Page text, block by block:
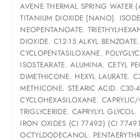
AVENE THERMAL SPRING WATER
TITANIUM DIOXIDE [NANO].
NEOPENTANOATE.
DIOXIDE. C12-15 ALKYL
CYCLOPENTASILOXANE.
ISOSTEARATE. ALUMINA. CETYL
DIMETHICONE. HEXYL LAURATE.
METHICONE. STEARIC ACID. C30-
CYCLOHEXASILOXANE.
TRIGLYCERIDE. CAPRYLYL
IRON OXIDES (CI 77492) (CI
OCTYLDODECANOL.